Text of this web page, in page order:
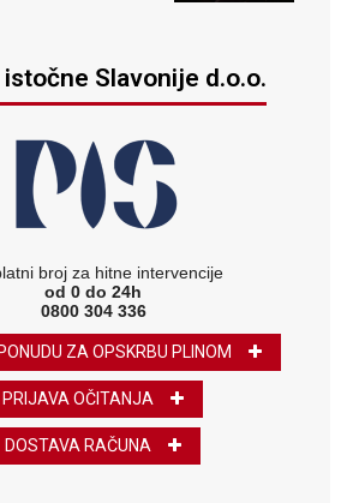
istočne Slavonije d.o.o.
broj za hitne intervencije
od 0 do 24h
0800 304 336
ZA OPSKRBU PLINOM
PRIJAVA OČITANJA
DOSTAVA RAČUNA